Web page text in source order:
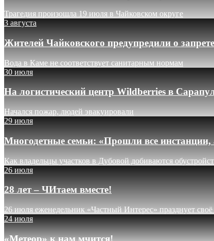
Трагедия произошла 19 июля в Чайковском округе
3 августа
Жителей Чайковского предупредили о
Вода в Каме не соответствует санитарным нормам
30 июля
На логистический центр Wildberries в
Начался пожар, людей эвакуировали
29 июля
Многодетные семьи: «Прошли все инстанции,
Как владельцы участков в Дубовой добиваются
26 июля
28 лет – ЧИтаем вместе!
26 июля еженедельник «Частный Интерес» празднует своё
24 июля
«Метеор» к нам мчится!